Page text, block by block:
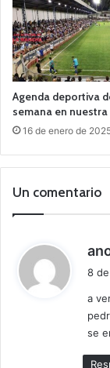
Agenda deportiva
semana en
16 de enero de
Un comentario
8
a
se